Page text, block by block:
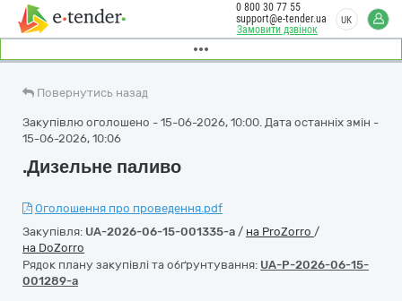
Замовити дзвінок
0 800 30 77 55
support@e-tender.ua
UK
Повернутись назад
Закупівлю оголошено - 15-06-2026, 10:00. Дата останніх змін -
15-06-2026, 10:06
.Дизельне паливо
Оголошення про проведення.pdf
Закупівля: UA-2026-06-15-001335-a / на ProZorro /
на DoZorro
Рядок плану закупівлі та обґрунтування: UA-P-2026-06-15-
001289-a